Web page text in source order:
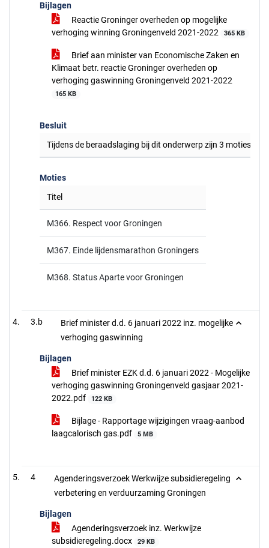
Bijlagen
Reactie Groninger overheden op mogelijke
verhoging winning Groningenveld 2021-2022
365 KB
Brief aan minister van Economische Zaken en
Klimaat betr. reactie Groninger overheden op
verhoging gaswinning Groningenveld 2021-2022
165 KB
Besluit
Tijdens de beraadslaging bij dit onderwerp zijn 3 moties
Moties
Titel
M366. Respect voor Groningen
M367. Einde lijdensmarathon Groningers
M368. Status Aparte voor Groningen
3.b
Brief minister d.d. 6 januari 2022 inz. mogelijke
verhoging gaswinning
Bijlagen
Brief minister EZK d.d. 6 januari 2022 - Mogelijke
verhoging gaswinning Groningenveld gasjaar 2021-
2022.pdf
122 KB
Bijlage - Rapportage wijzigingen vraag-aanbod
laagcalorisch gas.pdf
5 MB
4
Agenderingsverzoek Werkwijze subsidieregeling
verbetering en verduurzaming Groningen
Bijlagen
Agenderingsverzoek inz. Werkwijze
subsidieregeling.docx
29 KB